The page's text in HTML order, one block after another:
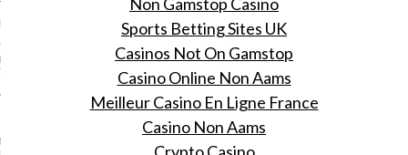
ELEGANT SUMMER
AT WIMBLEDON—AND,
MIDDLETON GIVES
WHY YOU SHOULD
YOUR CAFTAN FOR A
Sports Betting Sites UK
Casinos Not On Gamstop
Casino Online Non Aams
Meilleur Casino En Ligne France
Casino Non Aams
Crypto Casino